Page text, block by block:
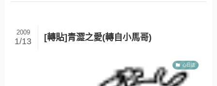
[轉貼]青澀之愛(轉自小馬哥)
2009
1/13
心日誌